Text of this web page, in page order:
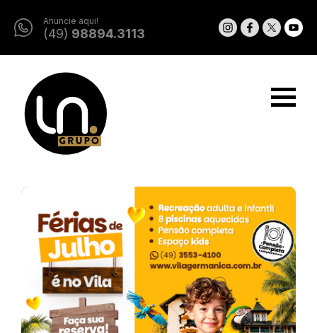
Anuncie aqui!
(49) 98894.3113